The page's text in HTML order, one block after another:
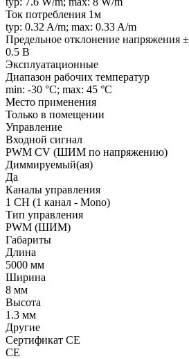
Ток потребления 1м
typ: 0.32 A/m; max: 0.33 A/m
Предельное отклонение напряжения ±
0.5 В
Эксплуатационные
Диапазон рабочих температур
min: -30 °C; max: 45 °C
Место применения
Только в помещении
Управление
Входной сигнал
PWM СV (ШИМ по напряжению)
Диммируемый(ая)
Да
Каналы управления
1 CH (1 канал - Mono)
Тип управления
PWM (ШИМ)
Габариты
Длина
5000 мм
Ширина
8 мм
Высота
1.3 мм
Другие
Сертификат CE
CE